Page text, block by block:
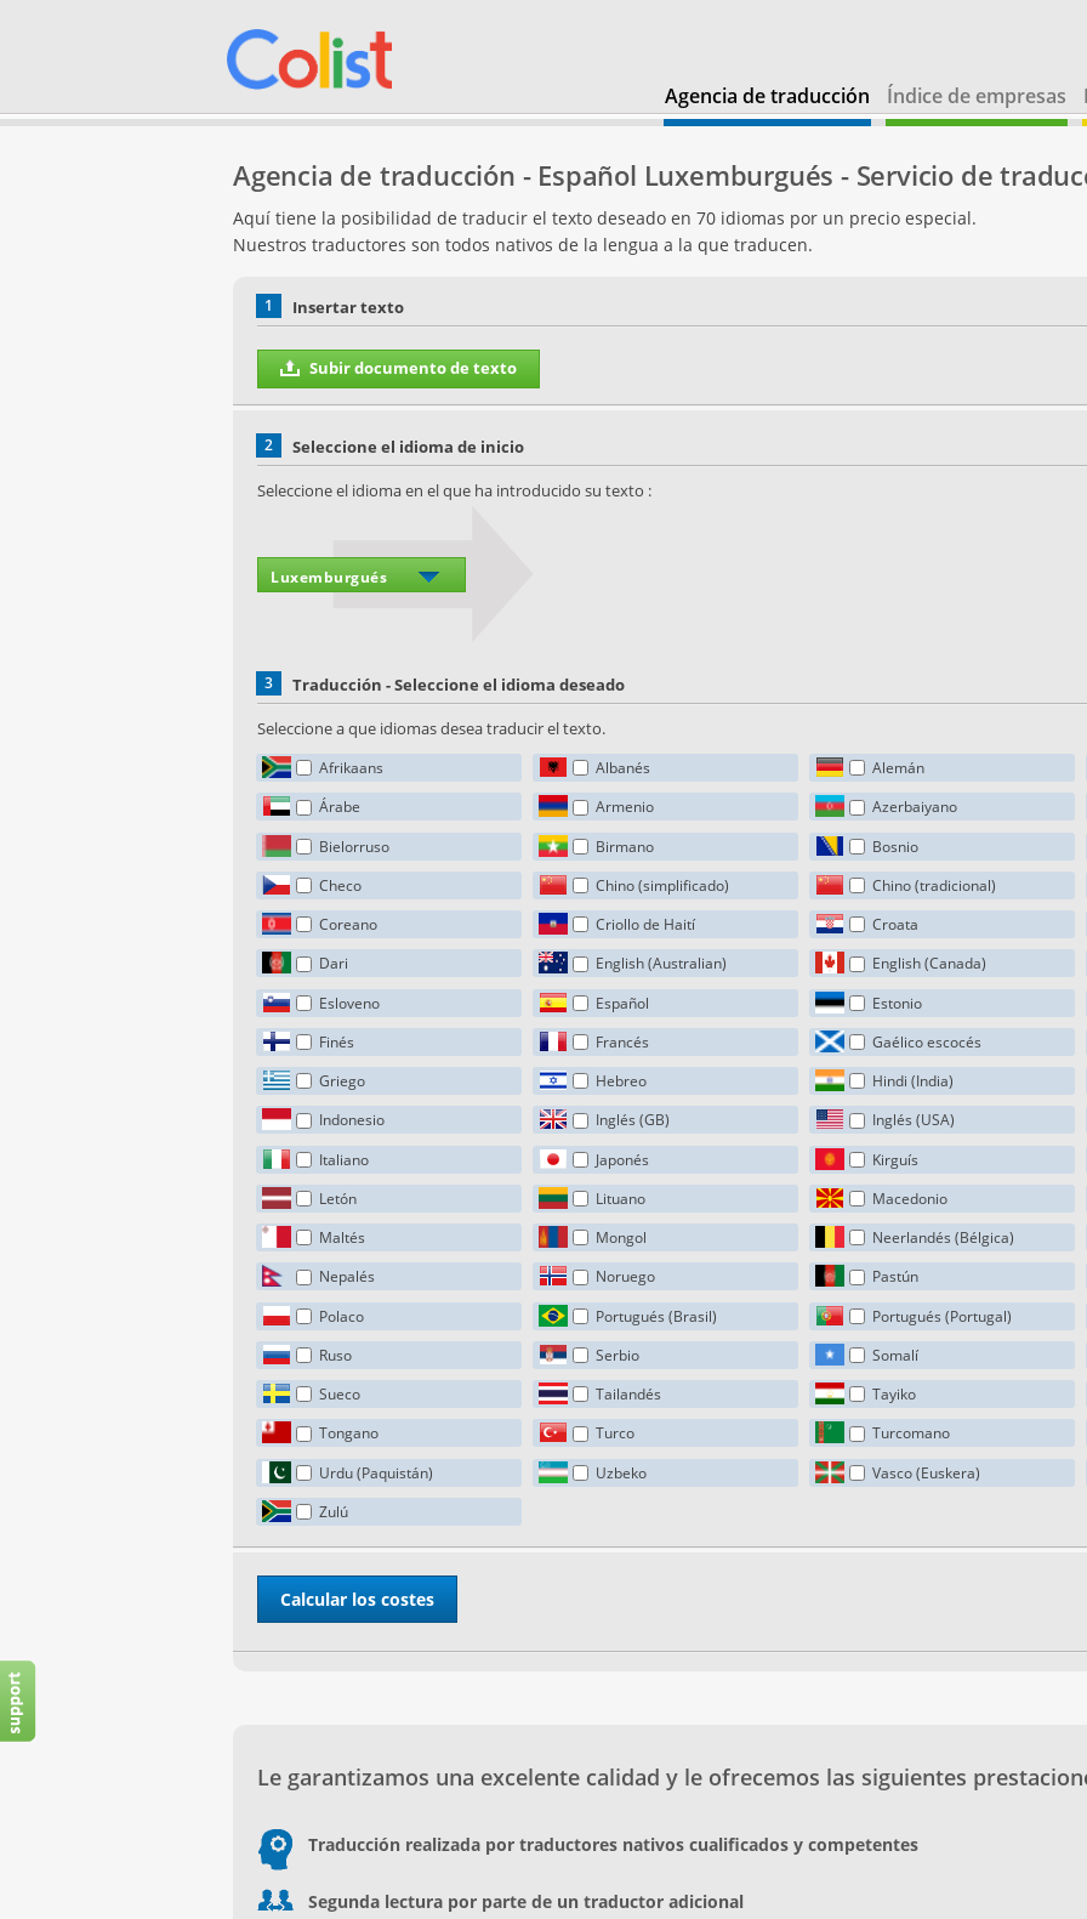
Agencia de traducción Índice de empresas
Agencia de traducción - Español Luxemburgués - Servicio de
Aquí tiene la posibilidad de traducir el texto deseado en 70 idiomas por un precio especial.
Nuestros traductores son todos nativos de la lengua a la que traducen.
1 Insertar texto
Subir documento de texto
2
Seleccione el idioma de inicio
Seleccione el idioma en el que ha introducido su texto :
3
Traducción - Seleccione el idioma deseado
Seleccione a que idiomas desea traducir el texto.
Afrikaans Albanés
Alemán
Árabe
Armenio
Azerbaiyano
Bielorruso
Birmano
Bosnio
Checo
Chino (simplificado)
Chino (tradicional)
Coreano
Criollo de Haití
Croata
Dari
English (Australian)
English (Canada)
Esloveno
Español
Estonio
Finés
Francés
Gaélico escocés
Griego
Hebreo
Hindi (India)
Indonesio
Inglés (GB)
Inglés (USA)
Italiano
Japonés
Kirguís
Letón
Lituano
Macedonio
Maltés
Mongol
Neerlandés (Bélgica)
Nepalés
Noruego
Pastún
Polaco
Portugués (Brasil)
Portugués (Portugal)
Ruso
Serbio
Somalí
Sueco
Tailandés
Tayiko
Tongano
Turco
Turcomano
Urdu (Paquistán)
Uzbeko
Vasco (Euskera)
Zulú
Le garantizamos una excelente calidad y le ofrecemos las siguientes
Traducción realizada por traductores nativos cualificados y competentes
Segunda lectura por parte de un traductor adicional